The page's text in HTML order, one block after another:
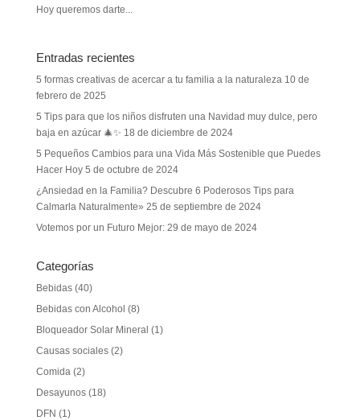
Hoy queremos darte...
Entradas recientes
5 formas creativas de acercar a tu familia a la naturaleza 10 de
febrero de 2025
5 Tips para que los niños disfruten una Navidad muy dulce, pero
baja en azúcar 🎄✨ 18 de diciembre de 2024
5 Pequeños Cambios para una Vida Más Sostenible que Puedes
Hacer Hoy 5 de octubre de 2024
¿Ansiedad en la Familia? Descubre 6 Poderosos Tips para
Calmarla Naturalmente» 25 de septiembre de 2024
Votemos por un Futuro Mejor: 29 de mayo de 2024
Categorías
Bebidas(40)
Bebidas con Alcohol (8)
Bloqueador Solar Mineral (1)
Causas sociales(2)
Comida (2)
Desayunos(18)
DFN (1)